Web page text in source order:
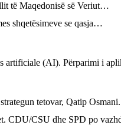
shqetësimeve se qasja…
CDU/CSU dhe SPD po
artificiale (AI). Përparimi i
të Maqedonisë së Veriut…
tetovar, Qatip